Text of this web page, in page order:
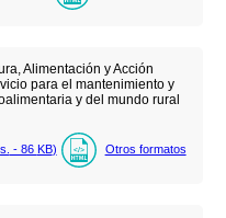
Alimentación y Acción
para el mantenimiento y
y del mundo rural
- 86 KB) Otros formatos